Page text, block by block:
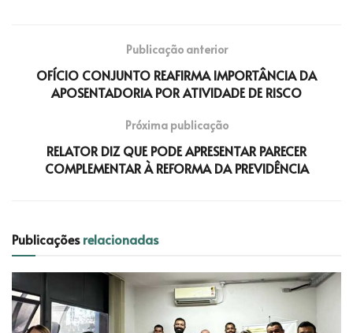
Publicação anterior
OFÍCIO CONJUNTO REAFIRMA IMPORTÂNCIA DA
APOSENTADORIA POR ATIVIDADE DE RISCO
Próxima publicação
RELATOR DIZ QUE PODE APRESENTAR PARECER
COMPLEMENTAR À REFORMA DA PREVIDÊNCIA
Publicaçõesrelacionadas